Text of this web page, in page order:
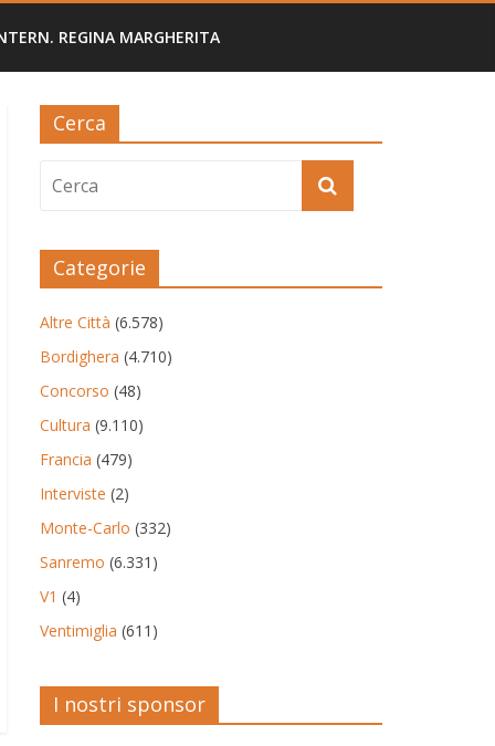
REGINA MARGHERITA
Cerca
Categorie
Altre Città (6.578)
Bordighera (4.710)
Concorso (48)
Cultura (9.110)
Francia (479)
Interviste (2)
Monte-Carlo (332)
Sanremo (6.331)
V1 (4)
Ventimiglia (611)
I nostri sponsor